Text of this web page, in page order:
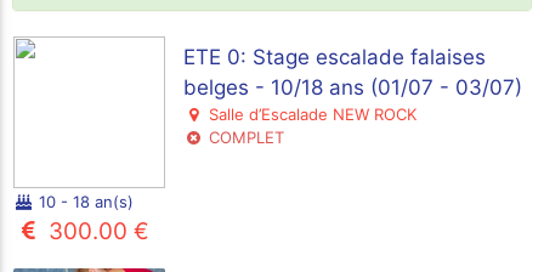
ETE 0: Stage escalade falaises
belges - 10/18 ans (01/07 - 03/07)
Salle d’Escalade NEW ROCK
COMPLET
10 - 18 an(s)
300.00 €